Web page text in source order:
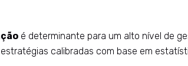
é determinante para um alto nível de
calibradas com base em